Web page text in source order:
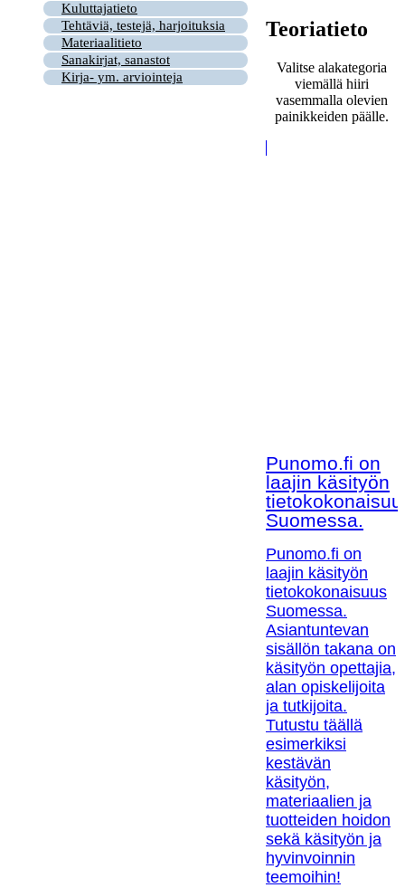
Kuluttajatieto
Tehtäviä, testejä, harjoituksia
Materiaalitieto
Sanakirjat, sanastot
Kirja- ym. arviointeja
Teoriatieto
Valitse alakategoria
viemällä hiiri
vasemmalla olevien
painikkeiden päälle.
Punomo.fi on
laajin käsityön
Suomessa.
Punomo.fi on
laajin käsityön
tietokokonaisuus
Suomessa.
Asiantuntevan
sisällön takana on
käsityön opettajia,
alan opiskelijoita
ja tutkijoita.
Tutustu täällä
esimerkiksi
kestävän
käsityön,
materiaalien ja
tuotteiden hoidon
sekä käsityön ja
hyvinvoinnin
teemoihin!